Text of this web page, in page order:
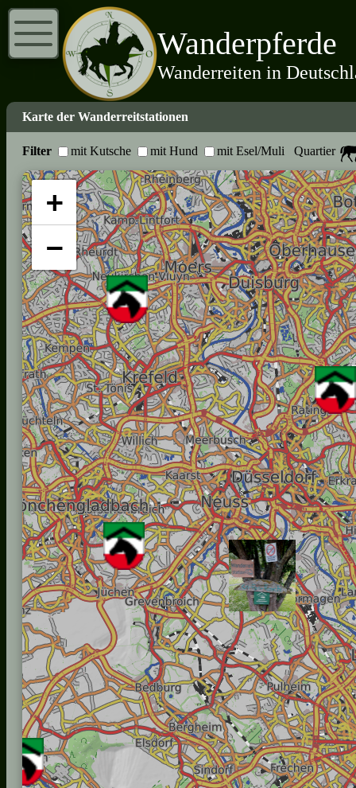
Wanderpferde
Wanderreiten in
Karte der Wanderreitstationen
Filter mit Kutsche mit Hund mit Esel/Muli Quartier
+
−